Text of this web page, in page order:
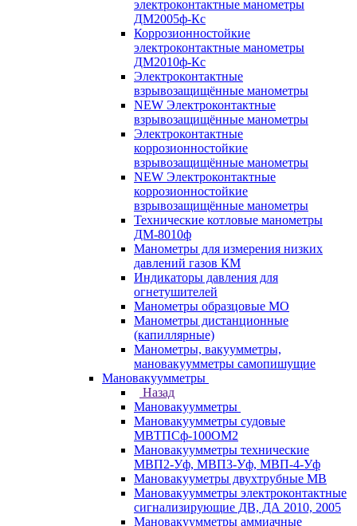
электроконтактные манометры
ДМ2005ф-Кс
Коррозионностойкие
электроконтактные манометры
ДМ2010ф-Кс
Электроконтактные
взрывозащищённые манометры
NEW Электроконтактные
взрывозащищённые манометры
Электроконтактные
коррозионностойкие
взрывозащищённые манометры
NEW Электроконтактные
коррозионностойкие
взрывозащищённые манометры
Технические котловые манометры
ДМ-8010ф
Манометры для измерения низких
давлений газов КМ
Индикаторы давления для
огнетушителей
Манометры образцовые МО
Манометры дистанционные
(капиллярные)
Манометры, вакуумметры,
мановакуумметры самопишущие
Мановакуумметры
Назад
Мановакуумметры
Мановакуумметры судовые
МВТПСф-100ОМ2
Мановакуумметры технические
МВП2-Уф, МВП3-Уф, МВП-4-Уф
Мановакууметры двухтрубные МВ
Мановакуумметры электроконтактные
сигнализирующие ДВ, ДА 2010, 2005
Мановакуумметры аммиачные